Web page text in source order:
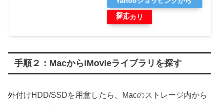
探す
メルカリ
手順２：MacからiMovieライブラリを探す
外付けHDD/SSDを用意したら、Macのストレージ内から